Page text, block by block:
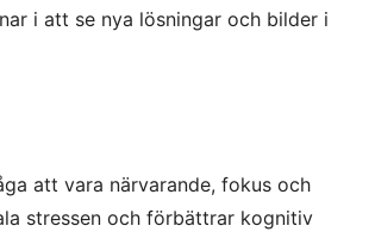
i att se nya lösningar och bilder i
att vara närvarande, fokus och
stressen och förbättrar kognitiv